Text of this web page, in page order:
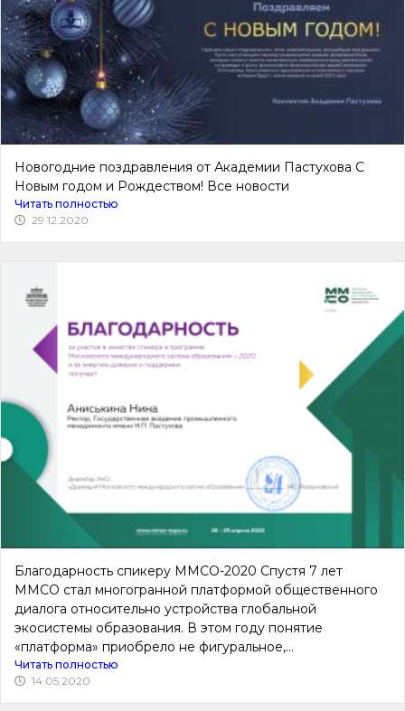
Новогодние поздравления от Академии Пастухова С
Новым годом и Рождеством! Все новости
Читать полностью
29.12.2020
Благодарность спикеру ММСО-2020 Спустя 7 лет
ММСО стал многогранной платформой общественного
диалога относительно устройства глобальной
экосистемы образования. В этом году понятие
«платформа» приобрело не фигуральное,...
Читать полностью
14.05.2020